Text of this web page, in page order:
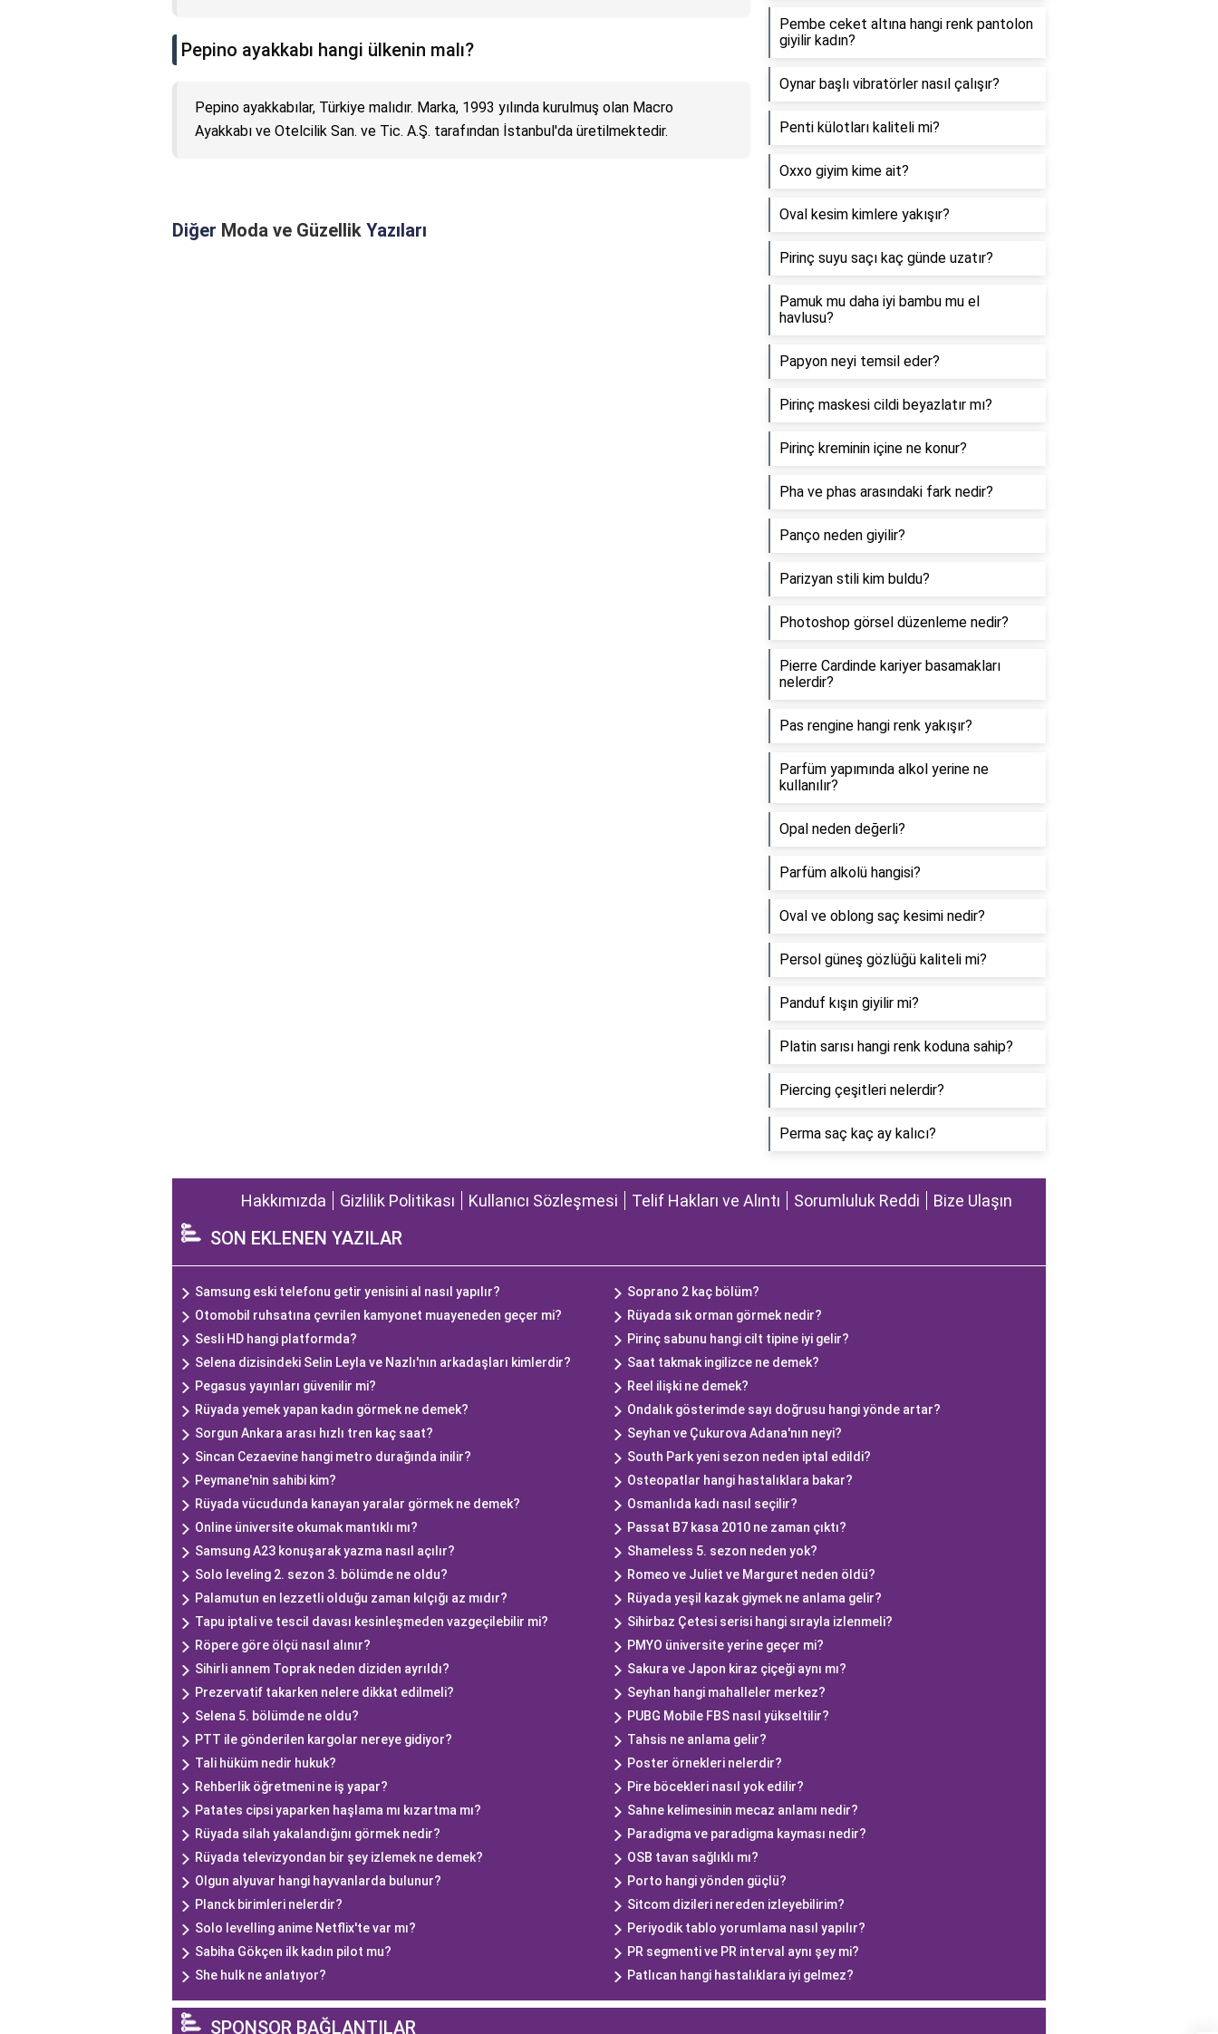
Pepino ayakkabı hangi ülkenin malı?
Pepino ayakkabılar, Türkiye malıdır. Marka, 1993 yılında kurulmuş olan Macro
Ayakkabı ve Otelcilik San. ve Tic. A.Ş. tarafından İstanbul'da üretilmektedir.
Diğer Moda ve Güzellik Yazıları
Pembe ceket altına hangi renk pantolon
giyilir kadın?
Oynar başlı vibratörler nasıl çalışır?
Penti külotları kaliteli mi?
Oxxo giyim kime ait?
Oval kesim kimlere yakışır?
Pirinç suyu saçı kaç günde uzatır?
Pamuk mu daha iyi bambu mu el
havlusu?
Papyon neyi temsil eder?
Pirinç maskesi cildi beyazlatır mı?
Pirinç kreminin içine ne konur?
Pha ve phas arasındaki fark nedir?
Panço neden giyilir?
Parizyan stili kim buldu?
Photoshop görsel düzenleme nedir?
Pierre Cardinde kariyer basamakları
nelerdir?
Pas rengine hangi renk yakışır?
Parfüm yapımında alkol yerine ne
kullanılır?
Opal neden değerli?
Parfüm alkolü hangisi?
Oval ve oblong saç kesimi nedir?
Persol güneş gözlüğü kaliteli mi?
Panduf kışın giyilir mi?
Platin sarısı hangi renk koduna sahip?
Piercing çeşitleri nelerdir?
Perma saç kaç ay kalıcı?
Hakkımızda Gizlilik Politikası Kullanıcı Sözleşmesi Telif Hakları ve Alıntı Sorumluluk Reddi Bize Ulaşın
SON EKLENEN YAZILAR
Samsung eski telefonu getir yenisini al nasıl yapılır?
Soprano 2 kaç bölüm?
Otomobil ruhsatına çevrilen kamyonet muayeneden geçer mi?
Rüyada sık orman görmek nedir?
Sesli HD hangi platformda?
Pirinç sabunu hangi cilt tipine iyi gelir?
Selena dizisindeki Selin Leyla ve Nazlı'nın arkadaşları kimlerdir?
Saat takmak ingilizce ne demek?
Pegasus yayınları güvenilir mi?
Reel ilişki ne demek?
Rüyada yemek yapan kadın görmek ne demek?
Ondalık gösterimde sayı doğrusu hangi yönde artar?
Sorgun Ankara arası hızlı tren kaç saat?
Seyhan ve Çukurova Adana'nın neyi?
Sincan Cezaevine hangi metro durağında inilir?
South Park yeni sezon neden iptal edildi?
Peymane'nin sahibi kim?
Osteopatlar hangi hastalıklara bakar?
Rüyada vücudunda kanayan yaralar görmek ne demek?
Osmanlıda kadı nasıl seçilir?
Online üniversite okumak mantıklı mı?
Passat B7 kasa 2010 ne zaman çıktı?
Samsung A23 konuşarak yazma nasıl açılır?
Shameless 5. sezon neden yok?
Solo leveling 2. sezon 3. bölümde ne oldu?
Romeo ve Juliet ve Marguret neden öldü?
Palamutun en lezzetli olduğu zaman kılçığı az mıdır?
Rüyada yeşil kazak giymek ne anlama gelir?
Tapu iptali ve tescil davası kesinleşmeden vazgeçilebilir mi?
Sihirbaz Çetesi serisi hangi sırayla izlenmeli?
Röpere göre ölçü nasıl alınır?
PMYO üniversite yerine geçer mi?
Sihirli annem Toprak neden diziden ayrıldı?
Sakura ve Japon kiraz çiçeği aynı mı?
Prezervatif takarken nelere dikkat edilmeli?
Seyhan hangi mahalleler merkez?
Selena 5. bölümde ne oldu?
PUBG Mobile FBS nasıl yükseltilir?
PTT ile gönderilen kargolar nereye gidiyor?
Tahsis ne anlama gelir?
Tali hüküm nedir hukuk?
Poster örnekleri nelerdir?
Rehberlik öğretmeni ne iş yapar?
Pire böcekleri nasıl yok edilir?
Patates cipsi yaparken haşlama mı kızartma mı?
Sahne kelimesinin mecaz anlamı nedir?
Rüyada silah yakalandığını görmek nedir?
Paradigma ve paradigma kayması nedir?
Rüyada televizyondan bir şey izlemek ne demek?
OSB tavan sağlıklı mı?
Olgun alyuvar hangi hayvanlarda bulunur?
Porto hangi yönden güçlü?
Planck birimleri nelerdir?
Sitcom dizileri nereden izleyebilirim?
Solo levelling anime Netflix'te var mı?
Periyodik tablo yorumlama nasıl yapılır?
Sabiha Gökçen ilk kadın pilot mu?
PR segmenti ve PR interval aynı şey mi?
She hulk ne anlatıyor?
Patlıcan hangi hastalıklara iyi gelmez?
SPONSOR BAĞLANTILAR